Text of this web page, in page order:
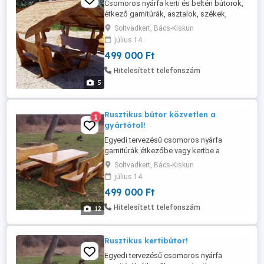
5
Csomoros nyárfa kerti és beltéri bútorok,
étkező garnitúrák, asztalok, székek,
padok, garantált minőséggel kedvező
árakon. Termékeink között találhat
klasszikus vagy rusztikus stílusú,
hagyományos vagy egyedi formára
tervezett bútorokat, valamint különleges
Soltvadkert, Bács-Kiskun
július 14
499 000 Ft
Hitelesített telefonszám
12
1
Rusztikus bútor közvetlen a
gyártótol!
Egyedi tervezésű csomoros nyárfa
garnitúrák étkezőbe vagy kertbe a
gyártótól, igényeinek megfelelő
méretekben és színekben. Saját
otthonába varázsolhatja a természet
nyugalmát rusztikus - naturális stílusú
bútorainkkal, 6-8 személyes csomoros
áron! Keresse ...
Soltvadkert, Bács-Kiskun
július 14
499 000 Ft
Hitelesített telefonszám
Rusztikus kertibútor!
Egyedi tervezésű csomoros nyárfa